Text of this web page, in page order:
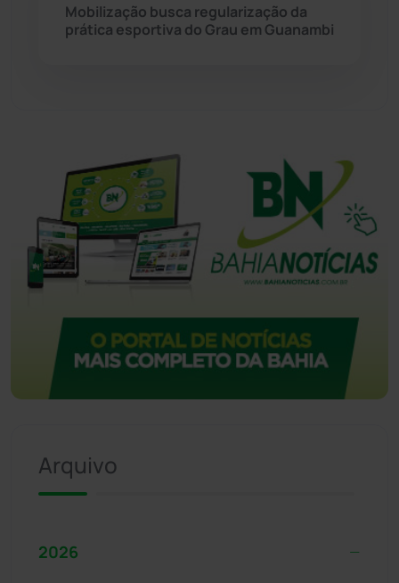
Tecnologia
Mobilização busca regularização da
prática esportiva do Grau em Guanambi
Arquivo
2026